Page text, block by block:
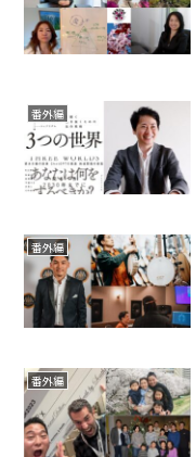
番外編
番外編
番外編